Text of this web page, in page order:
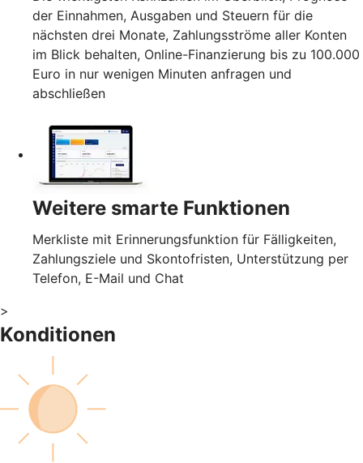
der Einnahmen, Ausgaben und Steuern für die
nächsten drei Monate, Zahlungsströme aller Konten
im Blick behalten, Online-Finanzierung bis zu 100.000
Euro in nur wenigen Minuten anfragen und
abschließen
Weitere smarte Funktionen
Merkliste mit Erinnerungsfunktion für Fälligkeiten,
Zahlungsziele und Skontofristen, Unterstützung per
Telefon, E-Mail und Chat
>
Konditionen